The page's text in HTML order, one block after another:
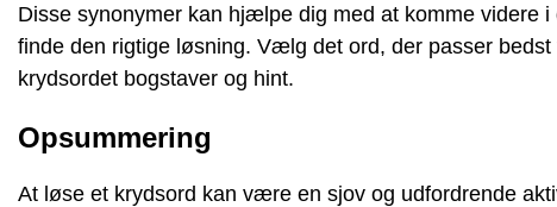
Disse synonymer kan hjælpe dig med at komme videre i
finde den rigtige løsning. Vælg det ord, der passer
krydsordet bogstaver og hint.
Opsummering
At løse et krydsord kan være en sjov og udfordrende